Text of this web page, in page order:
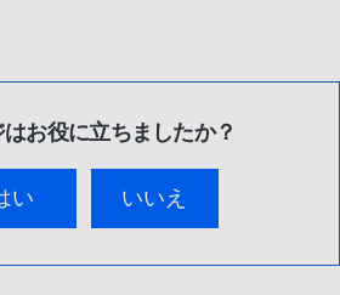
お役に立ちましたか？
い いいえ